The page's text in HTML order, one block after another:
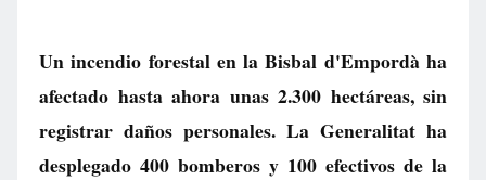
Un incendio forestal en la Bisbal d'Empordà ha
afectado hasta ahora unas 2.300 hectáreas, sin
registrar daños personales. La Generalitat ha
desplegado 400 bomberos y 100 efectivos de la